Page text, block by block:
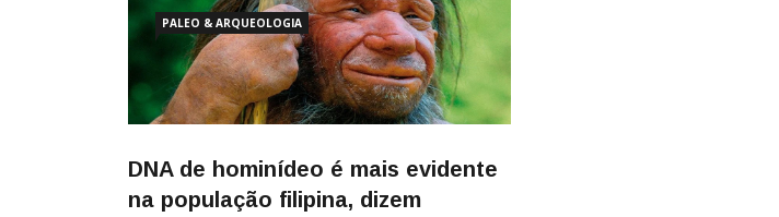
PALEO & ARQUEOLOGIA
DNA de hominídeo é mais evidente
na população filipina, dizem